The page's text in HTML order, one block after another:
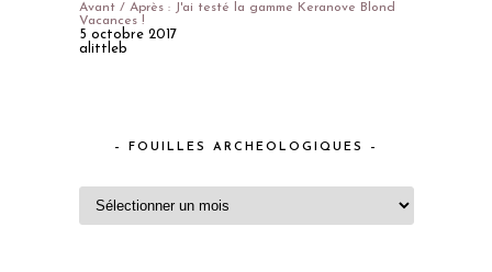
Avant / Après : J'ai testé la gamme Keranove Blond
Vacances !
5 octobre 2017
alittleb
– FOUILLES ARCHEOLOGIQUES –